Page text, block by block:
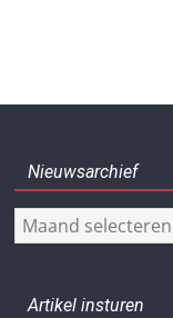
Nieuwsarchief
Nieuwsarchief
Artikel insturen